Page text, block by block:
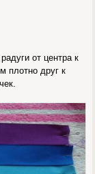
от центра к
плотно друг к